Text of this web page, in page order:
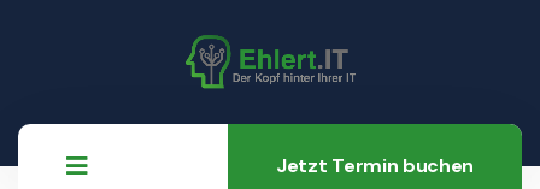
Jetzt Termin buchen